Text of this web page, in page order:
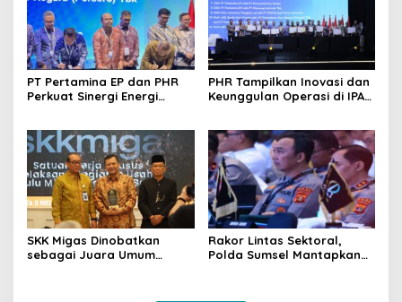
PT Pertamina EP dan PHR
Perkuat Sinergi Energi
di IPA Convex 2026
PHR Tampilkan Inovasi dan
Keunggulan Operasi di IPA
SKK Migas Dinobatkan
sebagai Juara Umum
Rakor Lintas Sektoral,
Polda Sumsel Mantapkan